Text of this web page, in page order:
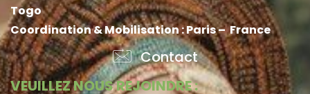
Togo
Coordination & Mobilisation : Paris – France
Contact
VEUILLEZ NOUS REJOINDRE :